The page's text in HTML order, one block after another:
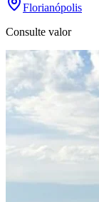
Florianópolis
Consulte valor